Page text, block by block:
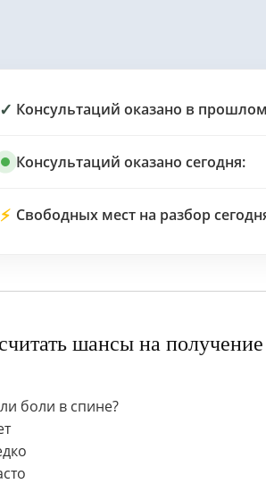
✓ Консультаций оказано в
Консультаций оказано сегодня:
⚡ Свободных мест на разбор
шансы на получение
боли в спине?